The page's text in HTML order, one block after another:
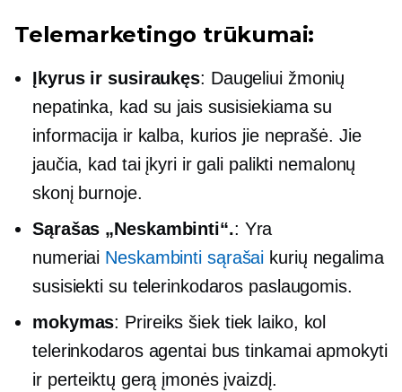
Telemarketingo trūkumai:
Įkyrus ir susiraukęs: Daugeliui žmonių
nepatinka, kad su jais susisiekiama su
informacija ir kalba, kurios jie neprašė. Jie
jaučia, kad tai įkyri ir gali palikti nemalonų
skonį burnoje.
Sąrašas „Neskambinti“.: Yra
numeriai Neskambinti sąrašai kurių negalima
susisiekti su telerinkodaros paslaugomis.
mokymas: Prireiks šiek tiek laiko, kol
telerinkodaros agentai bus tinkamai apmokyti
ir perteiktų gerą įmonės įvaizdį.